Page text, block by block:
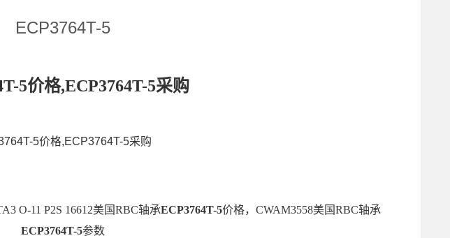
ECP3764T-5
5价格,ECP3764T-5采购
5价格,ECP3764T-5采购
O-11 P2S 16612美国RBC轴承ECP3764T-5价格，CWAM3558美国RBC轴承
ECP3764T-5参数